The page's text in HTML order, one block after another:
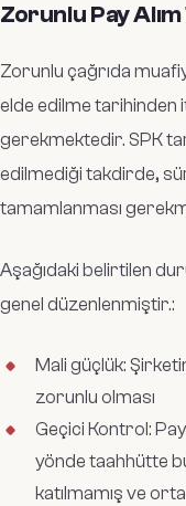
Zorunlu Pay
Zorunlu çağrıda
elde edilme tarihinden
gerekmektedir. SPK
edilmediği takdirde,
tamamlanması
Aşağıdaki belirtilen
genel düzenlenmiştir.:
Mali güçlük:
zorunlu olması
Geçici Kontrol:
yönde taahhütte
katılmamış ve